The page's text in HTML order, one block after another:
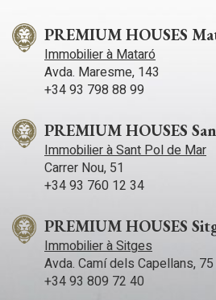
PREMIUM HOUSES
Immobilier à Mataró
Avda. Maresme, 143
+34 93 798 88 99
PREMIUM HOUSES
Immobilier à Sant Pol de Mar
Carrer Nou, 51
+34 93 760 12 34
PREMIUM HOUSES
Immobilier à Sitges
Avda. Camí­ dels Capellans,
+34 93 809 72 40